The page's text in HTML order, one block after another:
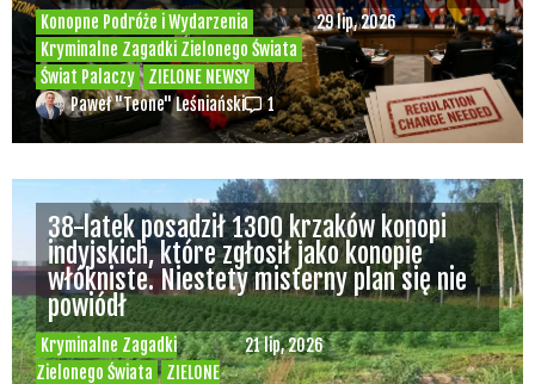
Konopne Podróże i Wydarzenia
Kryminalne Zagadki Zielonego Świata
Świat Palaczy
ZIELONE NEWSY
29 lip, 2026
Paweł "Teone" Leśniański 1
Kryminalne Zagadki
Zielonego Świata
ZIELONE
21 lip, 2026
38-latek posadził 1300 krzaków konopi
indyjskich, które zgłosił jako konopie
włókniste. Niestety misterny plan się nie
powiódł